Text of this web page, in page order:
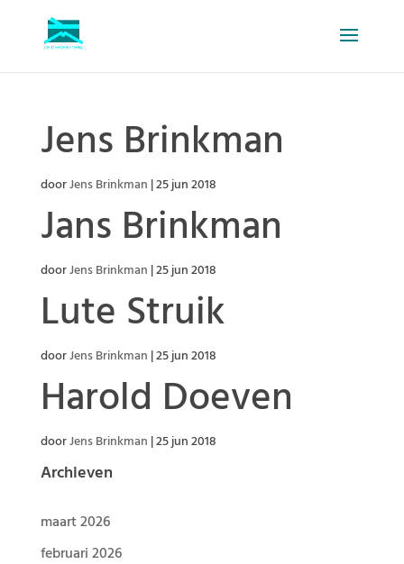
Jens Brinkman
doorJens Brinkman |25 jun 2018
Jans Brinkman
doorJens Brinkman |25 jun 2018
Lute Struik
doorJens Brinkman |25 jun 2018
Harold Doeven
doorJens Brinkman |25 jun 2018
Archieven
maart 2026
februari 2026